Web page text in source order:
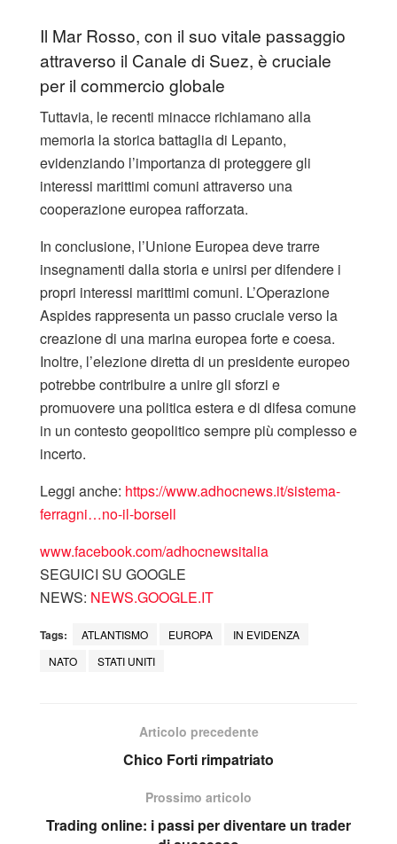
Il Mar Rosso, con il suo vitale passaggio
attraverso il Canale di Suez, è cruciale
per il commercio globale
Tuttavia, le recenti minacce richiamano alla
memoria la storica battaglia di Lepanto,
evidenziando l’importanza di proteggere gli
interessi marittimi comuni attraverso una
cooperazione europea rafforzata.
In conclusione, l’Unione Europea deve trarre
insegnamenti dalla storia e unirsi per difendere i
propri interessi marittimi comuni. L’Operazione
Aspides rappresenta un passo cruciale verso la
creazione di una marina europea forte e coesa.
Inoltre, l’elezione diretta di un presidente europeo
potrebbe contribuire a unire gli sforzi e
promuovere una politica estera e di difesa comune
in un contesto geopolitico sempre più complesso e
incerto.
Leggi anche: https://www.adhocnews.it/sistema-
ferragni…no-il-borsell
www.facebook.com/adhocnewsitalia
SEGUICI SU GOOGLE
NEWS: NEWS.GOOGLE.IT
Tags: ATLANTISMO EUROPA
IN EVIDENZA
NATO
STATI UNITI
Articolo precedente
Chico Forti rimpatriato
Prossimo articolo
Trading online: i passi per diventare un trader